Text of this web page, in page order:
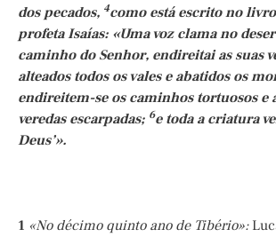
dos pecados, 4como está escrito no
profeta Isaías: «Uma voz clama no
caminho do Senhor, endireitai as suas
alteados todos os vales e abatidos os
endireitem-se os caminhos tortuosos e
veredas escarpadas; 6e toda a criatura
Deus’».
1 «No décimo quinto ano de Tibério»: